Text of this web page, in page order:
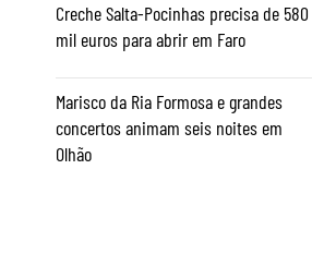
Creche Salta-Pocinhas precisa de 580
mil euros para abrir em Faro
Marisco da Ria Formosa e grandes
concertos animam seis noites em
Olhão